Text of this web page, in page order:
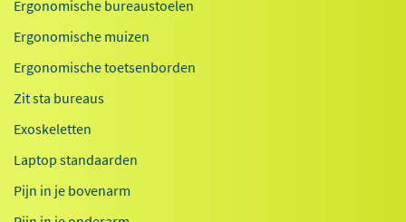
Ergonomische bureaustoelen
Ergonomische muizen
Ergonomische toetsenborden
Zit sta bureaus
Exoskeletten
Laptop standaarden
Pijn in je bovenarm